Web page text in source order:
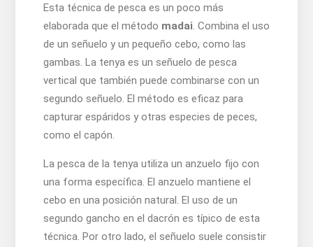
Esta técnica de pesca es un poco más
elaborada que el método madai. Combina el uso
de un señuelo y un pequeño cebo, como las
gambas. La tenya es un señuelo de pesca
vertical que también puede combinarse con un
segundo señuelo. El método es eficaz para
capturar espáridos y otras especies de peces,
como el capón.
La pesca de la tenya utiliza un anzuelo fijo con
una forma específica. El anzuelo mantiene el
cebo en una posición natural. El uso de un
segundo gancho en el dacrón es típico de esta
técnica. Por otro lado, el señuelo suele consistir